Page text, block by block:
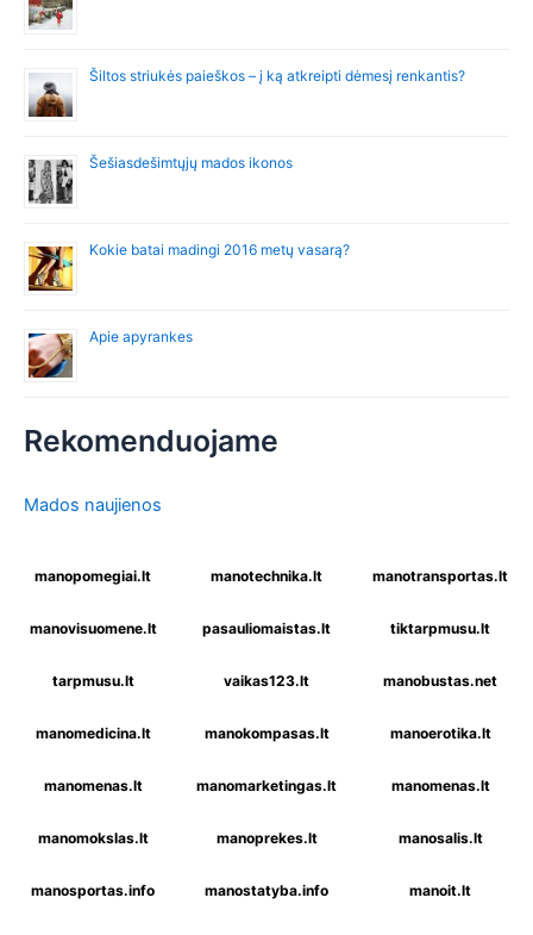
Šiltos striukės paieškos – į ką atkreipti dėmesį renkantis?
Šešiasdešimtųjų mados ikonos
Kokie batai madingi 2016 metų vasarą?
Apie apyrankes
Rekomenduojame
Mados naujienos
manopomegiai.lt manotechnika.lt manotransportas.lt
manovisuomene.lt pasauliomaistas.lt tiktarpmusu.lt
tarpmusu.lt vaikas123.lt manobustas.net
manomedicina.lt manokompasas.lt manoerotika.lt
manomenas.lt manomarketingas.lt manomenas.lt
manomokslas.lt manoprekes.lt manosalis.lt
manosportas.info manostatyba.info manoit.lt